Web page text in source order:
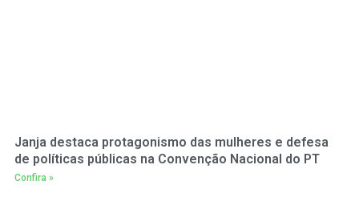
Janja destaca protagonismo das mulheres e defesa
de políticas públicas na Convenção Nacional do PT
Confira »